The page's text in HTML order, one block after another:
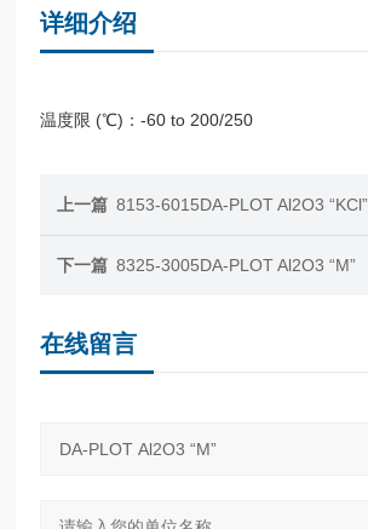
详细介绍
温度限 (℃)：-60 to 200/250
上一篇 8153-6015DA-PLOT Al2O3 “KCl”
下一篇 8325-3005DA-PLOT Al2O3 “M”
在线留言